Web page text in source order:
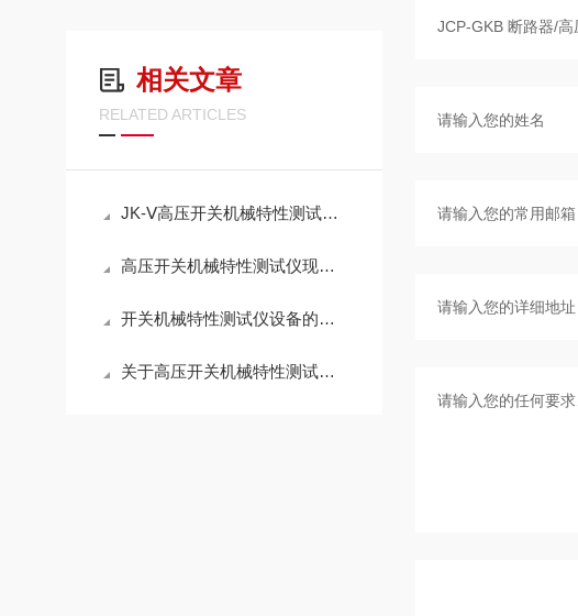
相关文章
RELATED ARTICLES
JK-Ⅴ高压开关机械特性测试仪产品介绍
高压开关机械特性测试仪现场测试用注意事项
开关机械特性测试仪设备的日常保养
关于高压开关机械特性测试仪传感器如何安装？